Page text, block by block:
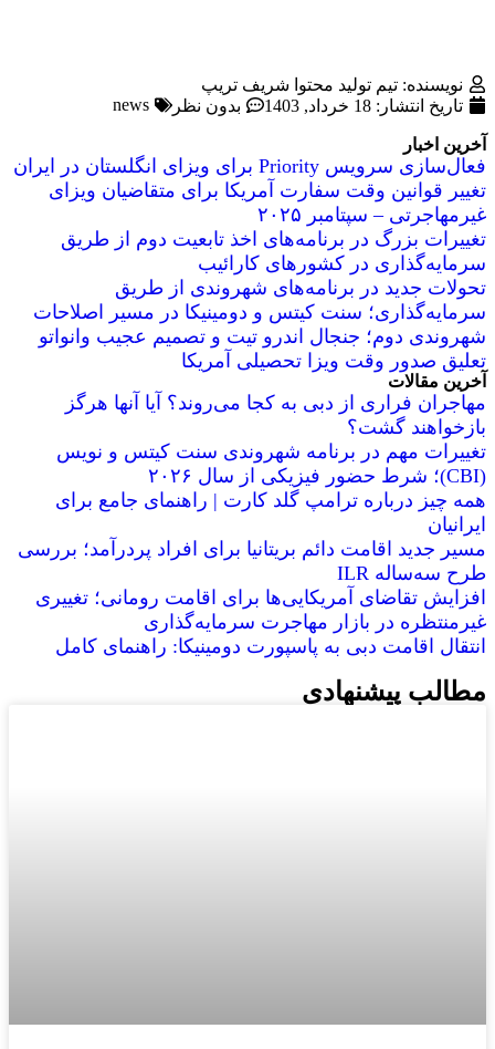
نویسنده: تیم تولید محتوا شریف تریپ
تاریخ انتشار: 18 خرداد, 1403 بدون نظر news
آخرین اخبار
فعال‌سازی سرویس Priority برای ویزای انگلستان در ایران
تغییر قوانین وقت سفارت آمریکا برای متقاضیان ویزای
غیرمهاجرتی – سپتامبر ۲۰۲۵
تغییرات بزرگ در برنامه‌های اخذ تابعیت دوم از طریق
سرمایه‌گذاری در کشورهای کارائیب
تحولات جدید در برنامه‌های شهروندی از طریق
سرمایه‌گذاری؛ سنت کیتس و دومینیکا در مسیر اصلاحات
شهروندی دوم؛ جنجال اندرو تیت و تصمیم عجیب وانواتو
تعلیق صدور وقت ویزا تحصیلی آمریکا
آخرین مقالات
مهاجران فراری از دبی به کجا می‌روند؟ آیا آنها هرگز
بازخواهند گشت؟
تغییرات مهم در برنامه شهروندی سنت کیتس و نویس
(CBI)؛ شرط حضور فیزیکی از سال ۲۰۲۶
همه چیز درباره ترامپ گلد کارت | راهنمای جامع برای
ایرانیان
مسیر جدید اقامت دائم بریتانیا برای افراد پردرآمد؛ بررسی
طرح سه‌ساله ILR
افزایش تقاضای آمریکایی‌ها برای اقامت رومانی؛ تغییری
غیرمنتظره در بازار مهاجرت سرمایه‌گذاری
انتقال اقامت دبی به پاسپورت دومینیکا: راهنمای کامل
مطالب پیشنهادی